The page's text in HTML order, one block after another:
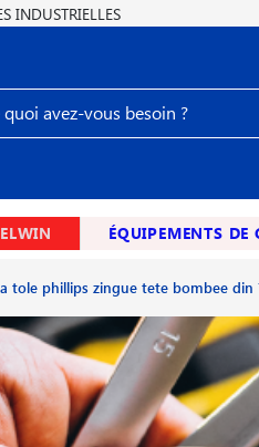
INDUSTRIELLES
ÉQUIPEMENTS DE
tole phillips zingue tete bombee din